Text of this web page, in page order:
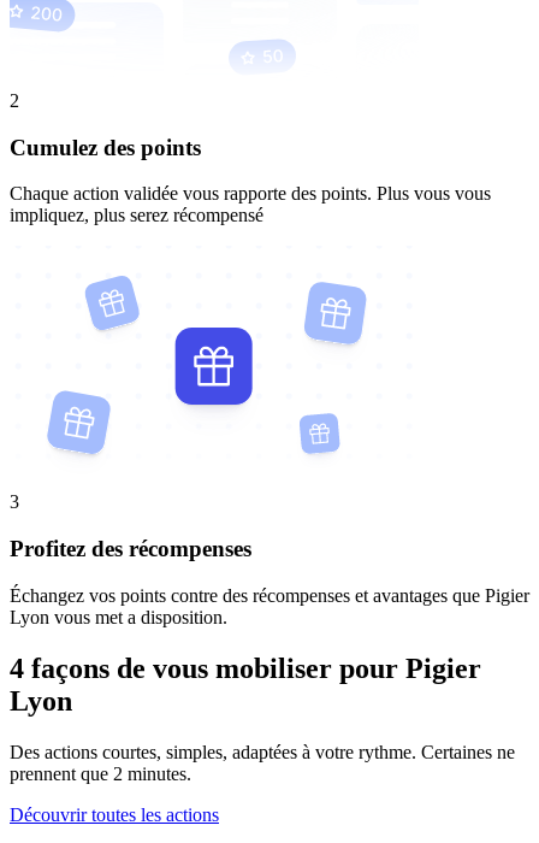
2
Cumulez des points
Chaque action validée vous rapporte des points. Plus vous vous
impliquez, plus serez récompensé
3
Profitez des récompenses
Échangez vos points contre des récompenses et avantages que Pigier
Lyon vous met a disposition.
4 façons de vous mobiliser pour Pigier
Lyon
Des actions courtes, simples, adaptées à votre rythme. Certaines ne
prennent que 2 minutes.
Découvrir toutes les actions